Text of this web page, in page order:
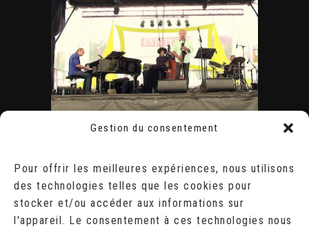
Gestion du consentement
Pour offrir les meilleures expériences, nous utilisons
des technologies telles que les cookies pour
stocker et/ou accéder aux informations sur
l'appareil. Le consentement à ces technologies nous
ÉVÈNEMENTS
AOÛT 2026
L M M J V S
D
1
2
3
4 5 6 7 8
9